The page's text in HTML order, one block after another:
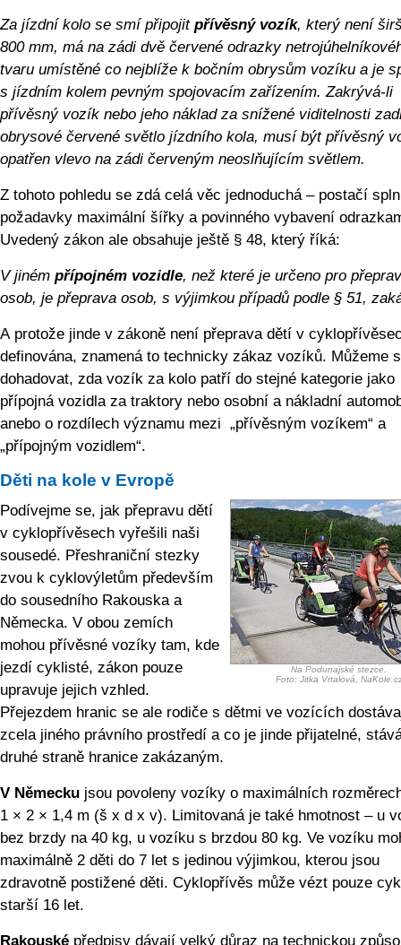
Za jízdní kolo se smí připojit přívěsný vozík, který není
800 mm, má na zádi dvě červené odrazky
tvaru umístěné co nejblíže k bočním obrysům vozíku a je
s jízdním kolem pevným spojovacím zařízením. Zakrývá-li
přívěsný vozík nebo jeho náklad za snížené viditelnosti
obrysové červené světlo jízdního kola, musí být přívěsný
opatřen vlevo na zádi červeným neoslňujícím světlem.
Z tohoto pohledu se zdá celá věc jednoduchá – postačí
požadavky maximální šířky a povinného vybavení
Uvedený zákon ale obsahuje ještě § 48, který říká:
V jiném přípojném vozidle, než které je určeno pro
osob, je přeprava osob, s výjimkou případů podle § 51,
A protože jinde v zákoně není přeprava dětí v
definována, znamená to technicky zákaz vozíků. Můžeme
dohadovat, zda vozík za kolo patří do stejné kategorie jako
přípojná vozidla za traktory nebo osobní a nákladní
anebo o rozdílech významu mezi „přívěsným vozíkem“ a
„přípojným vozidlem“.
Děti na kole v Evropě
Na Podunajské stezce.
Foto: Jitka Vrtalová,
Podívejme se, jak přepravu dětí
v cyklopřívěsech vyřešili naši
sousedé. Přeshraniční stezky
zvou k cyklovýletům především
do sousedního Rakouska a
Německa. V obou zemích
mohou přívěsné vozíky tam, kde
jezdí cyklisté, zákon pouze
upravuje jejich vzhled.
Přejezdem hranic se ale rodiče s dětmi ve vozících
zcela jiného právního prostředí a co je jinde přijatelné,
druhé straně hranice zakázaným.
V Německu jsou povoleny vozíky o maximálních
1 × 2 × 1,4 m (š x d x v). Limitovaná je také hmotnost – u
bez brzdy na 40 kg, u vozíku s brzdou 80 kg. Ve vozíku
maximálně 2 děti do 7 let s jedinou výjimkou, kterou jsou
zdravotně postižené děti. Cyklopřívěs může vézt pouze
starší 16 let.
Rakouské předpisy dávají velký důraz na technickou